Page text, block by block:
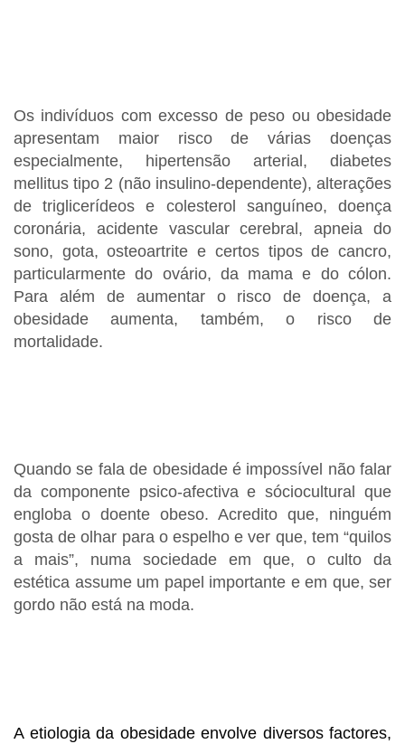
Os indivíduos com excesso de peso ou obesidade
apresentam maior risco de várias doenças
especialmente, hipertensão arterial, diabetes
mellitus tipo 2 (não insulino-dependente), alterações
de triglicerídeos e colesterol sanguíneo, doença
coronária, acidente vascular cerebral, apneia do
sono, gota, osteoartrite e certos tipos de cancro,
particularmente do ovário, da mama e do cólon.
Para além de aumentar o risco de doença, a
obesidade aumenta, também, o risco de
mortalidade.
Quando se fala de obesidade é impossível não falar
da componente psico-afectiva e sóciocultural que
engloba o doente obeso. Acredito que, ninguém
gosta de olhar para o espelho e ver que, tem “quilos
a mais”, numa sociedade em que, o culto da
estética assume um papel importante e em que, ser
gordo não está na moda.
A etiologia da obesidade envolve diversos factores,